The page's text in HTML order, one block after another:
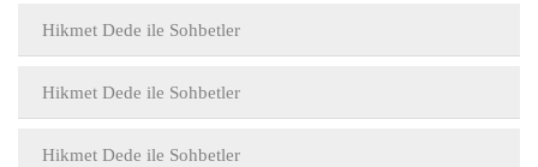
Hikmet Dede ile Sohbetler
Hikmet Dede ile Sohbetler
Hikmet Dede ile Sohbetler